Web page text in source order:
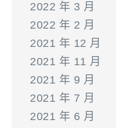
2022 年 3 月
2022 年 2 月
2021 年 12 月
2021 年 11 月
2021 年 9 月
2021 年 7 月
2021 年 6 月